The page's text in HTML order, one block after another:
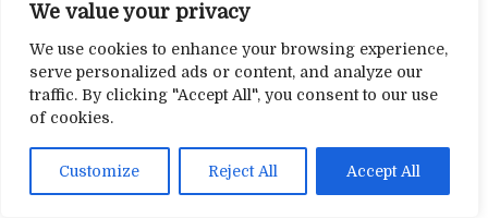
We value your privacy
We use cookies to enhance your browsing experience,
serve personalized ads or content, and analyze our
traffic. By clicking "Accept All", you consent to our use
of cookies.
Customize Reject All Accept All